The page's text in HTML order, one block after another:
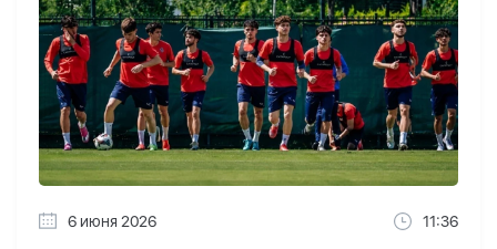
6 июня 2026 11:36